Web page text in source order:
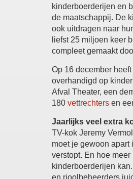
kinderboerderijen en
de maatschappij. De
ook uitdragen naar
liefst 25 miljoen keer
compleet gemaakt
Op 16 december
overhandigd op
Afval Theater, een
180 vettrechters en
Jaarlijks veel extra
TV-kok Jeremy
moet je gewoon apart
verstopt. En hoe
kinderboerderijen
en rioolbeheerders